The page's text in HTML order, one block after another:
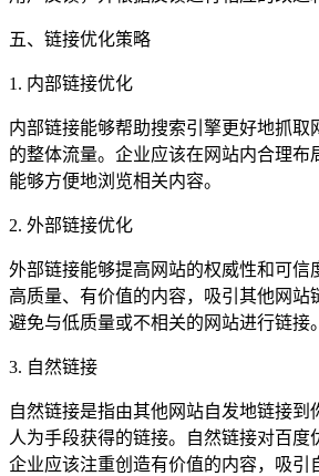
五、链接优化策略
1. 内部链接优化
内部链接能够帮助搜索引擎更好地抓取
的整体流量。企业应该在网站内合理布
能够方便地浏览相关内容。
2. 外部链接优化
外部链接能够提高网站的权威性和可信
高质量、有价值的内容，吸引其他网站
避免与低质量或不相关的网站进行链接。
3. 自然链接
自然链接是指由其他网站自发地链接到
人为手段获得的链接。自然链接对百度
企业应该注重创造有价值的内容，吸引